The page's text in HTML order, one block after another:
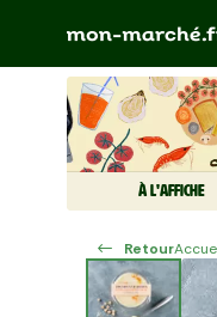
À L'AFFICHE
Retour